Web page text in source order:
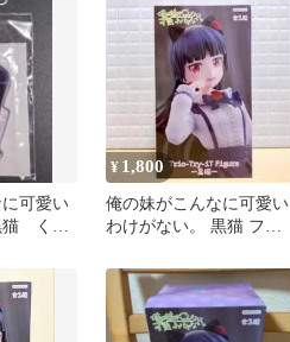
可愛い
猫 く
¥ 1,800
俺の妹がこんなに可愛い
わけがない。 黒猫 フィ